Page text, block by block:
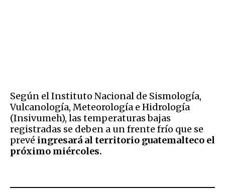
Según el Instituto Nacional de Sismología,
Vulcanología, Meteorología e Hidrología
(Insivumeh), las temperaturas bajas
registradas se deben a un frente frío que se
prevé ingresará al territorio guatemalteco el
próximo miércoles.